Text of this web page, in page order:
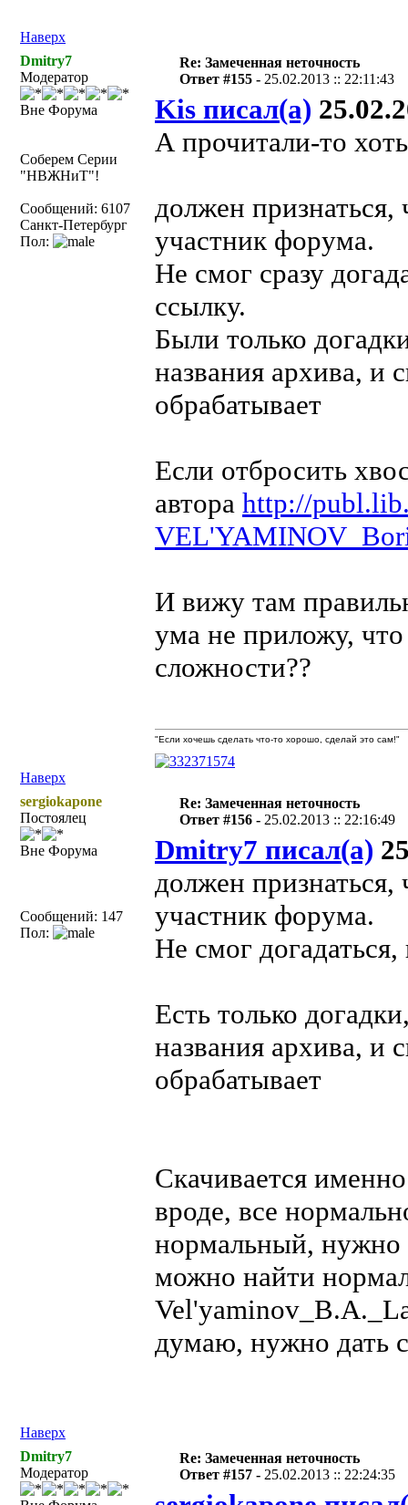
Наверх
Dmitry7
Модератор
Вне Форума
Соберем Серии
"НВЖНиТ"!
Сообщений: 6107
Санкт-Петербург
Пол:
Re: Замеченная неточность
Ответ #155 - 25.02.2013 :: 22:11:43
Kis писал(а)
А прочитали-то
должен
участник форума.
Не смог сразу
ссылку.
Были только
названия архива, и
обрабатывает
Если отбросить
автора http://
И вижу там
ума не приложу,
сложности??
Наверх
"Если хочешь сделать что-то хорошо, сделай это сам!"
sergiokapone
Постоялец
Вне Форума
Сообщений: 147
Пол:
Re: Замеченная неточность
Ответ #156 - 25.02.2013 :: 22:16:49
Dmitry7 писал(а)
должен
участник форума.
Не смог
Есть только
названия архива, и
обрабатывает
Скачивается
вроде, все
нормальный, нужно
можно найти
думаю, нужно дать
Наверх
Dmitry7
Модератор
Re: Замеченная неточность
Ответ #157 - 25.02.2013 :: 22:24:35